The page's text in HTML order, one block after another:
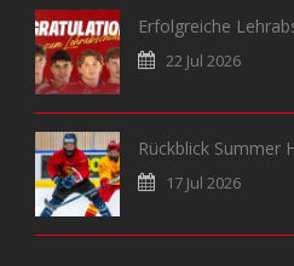
Erfolgreiche
22 Jul 2026
Rückblick Summer
17 Jul 2026